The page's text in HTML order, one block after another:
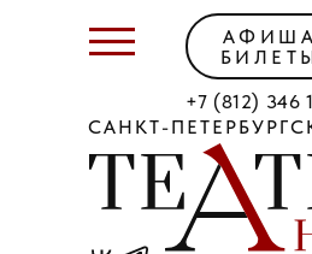
САНКТ-
+7 (812) 346
АФИША